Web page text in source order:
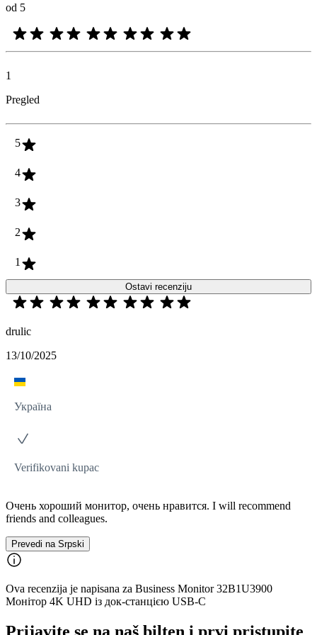
od 5
1
Pregled
5
4
3
2
1
Ostavi recenziju
drulic
13/10/2025
Україна
Verifikovani kupac
Очень хороший монитор, очень нравится. I will recommend
friends and colleagues.
Prevedi na Srpski
Ova recenzija je napisana za Business Monitor 32B1U3900
Монітор 4K UHD із док-станцією USB-C